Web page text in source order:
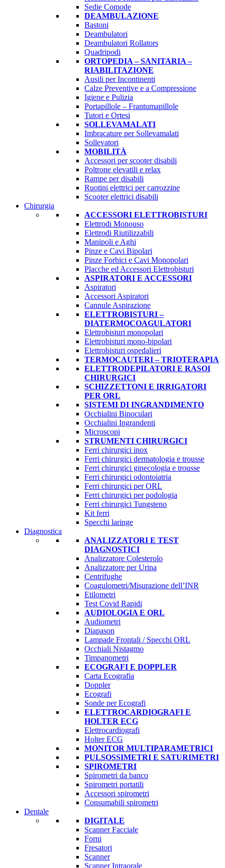
Sedie Comode
DEAMBULAZIONE
Bastoni
Deambulatori
Deambulatori Rollators
Quadripodi
ORTOPEDIA – SANITARIA –
RIABILITAZIONE
Ausili per Incontinenti
Calze Preventive e a Compressione
Igiene e Pulizia
Portapillole – Frantumapillole
Tutori e Ortesi
SOLLEVAMALATI
Imbracature per Sollevamalati
Sollevatori
MOBILITÀ
Accessori per scooter disabili
Poltrone elevatili e relax
Rampe per disabili
Ruotini elettrici per carrozzine
Scooter elettrici disabili
Chirurgia
ACCESSORI ELETTROBISTURI
Elettrodi Monouso
Elettrodi Riutilizzabili
Manipoli e Aghi
Pinze e Cavi Bipolari
Pinze Forbici e Cavi Monopolari
Placche ed Accessori Elettrobisturi
ASPIRATORI E ACCESSORI
Aspiratori
Accessori Aspiratori
Cannule Aspirazione
ELETTROBISTURI –
DIATERMOCOAGULATORI
Elettrobisturi monopolari
Elettrobisturi mono-bipolari
Elettrobisturi ospedalieri
TERMOCAUTERI – TRIOTERAPIA
ELETTRODEPILATORI E RASOI
CHIRURGICI
SCHIZZETTONI E IRRIGATORI
PER ORL
SISTEMI DI INGRANDIMENTO
Occhialini Binoculari
Occhialini Ingrandenti
Microscopi
STRUMENTI CHIRURGICI
Ferri chirurgici inox
Ferri chirurgici dermatologia e trousse
Ferri chirurgici ginecologia e trousse
Ferri chirurgici odontoiatria
Ferri chirurgici per ORL
Ferri chirurgici per podologia
Ferri chirurgici Tungsteno
Kit ferri
Specchi laringe
Diagnostica
ANALIZZATORI E TEST
DIAGNOSTICI
Analizzatore Colesterolo
Analizzatore per Urina
Centrifughe
Coagulometri/Misurazione dell’INR
Etilometri
Test Covid Rapidi
AUDIOLOGIA E ORL
Audiometri
Diapason
Lampade Frontali / Specchi ORL
Occhiali Nistagmo
Timpanometri
ECOGRAFI E DOPPLER
Carta Ecografia
Doppler
Ecografi
Sonde per Ecografi
ELETTROCARDIOGRAFI E
HOLTER ECG
Elettrocardiografi
Holter ECG
MONITOR MULTIPARAMETRICI
PULSOSSIMETRI E SATURIMETRI
SPIROMETRI
Spirometri da banco
Spirometri portatili
Accessori spirometri
Consumabili spirometri
Dentale
DIGITALE
Scanner Facciale
Forni
Fresatori
Scanner
Scanner Intraorale